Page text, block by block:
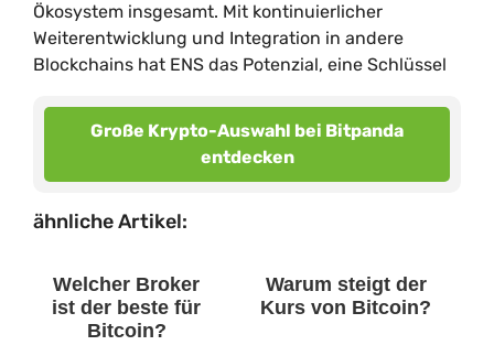
Ökosystem insgesamt. Mit kontinuierlicher
Weiterentwicklung und Integration in andere
Blockchains hat ENS das Potenzial, eine Schlüssel
Große Krypto-Auswahl bei Bitpanda
entdecken
ähnliche Artikel:
Welcher Broker
ist der beste für
Bitcoin?
Warum steigt der
Kurs von Bitcoin?